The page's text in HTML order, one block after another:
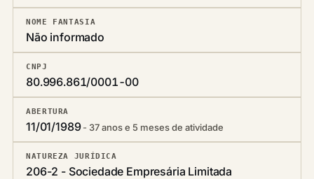
NOME FANTASIA
Não informado
CNPJ
80.996.861/0001-00
ABERTURA
11/01/1989 37 anos e 5 meses de atividade
NATUREZA JURÍDICA
206-2 - Sociedade Empresária Limitada